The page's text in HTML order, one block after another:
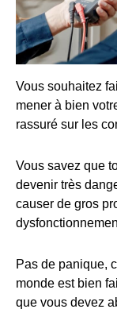
Vous souhaitez
mener à bien
rassuré sur les
Vous savez que
devenir très
causer de gros
Pas de panique,
monde est bien
que vous devez